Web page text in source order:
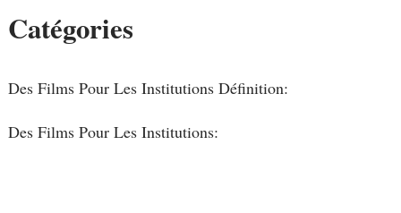
Catégories
Des Films Pour Les Institutions Définition:
Des Films Pour Les Institutions: